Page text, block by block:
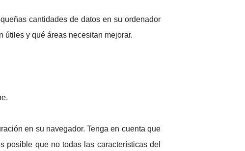
cantidades de datos en su ordenador
útiles y qué áreas necesitan mejorar.
en su navegador. Tenga en cuenta que
posible que no todas las características del